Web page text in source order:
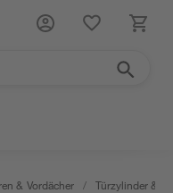
& Vordächer / Türzylinder &